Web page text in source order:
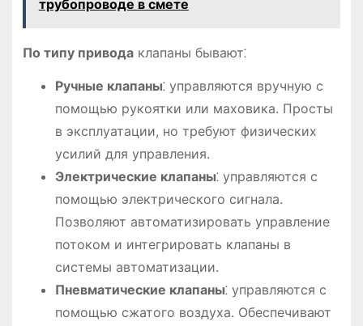
трубопроводе в смете
По типу приводаклапаны бывают⁚
Ручные клапаны⁚ управляются вручную с
помощью рукоятки или маховика. Просты
в эксплуатации, но требуют физических
усилий для управления.
Электрические клапаны⁚ управляются с
помощью электрического сигнала.
Позволяют автоматизировать управление
потоком и интегрировать клапаны в
системы автоматизации.
Пневматические клапаны⁚ управляются с
помощью сжатого воздуха. Обеспечивают